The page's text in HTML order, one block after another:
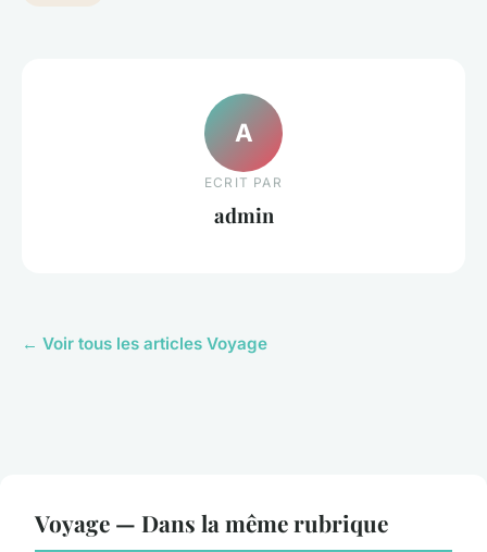
A
ECRIT PAR
admin
← Voir tous les articles Voyage
Voyage — Dans la même rubrique